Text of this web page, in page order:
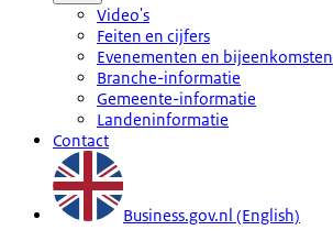
Video's
Feiten en cijfers
Evenementen en bijeenkomsten
Branche-informatie
Gemeente-informatie
Landeninformatie
Contact
Business.gov.nl (English)